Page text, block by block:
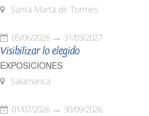
Santa Marta de Tormes
05/06/2026 31/03/2027
Visibilizar lo elegido
EXPOSICIONES
Salamanca
01/07/2026 30/09/2026